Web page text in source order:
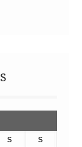
S
S